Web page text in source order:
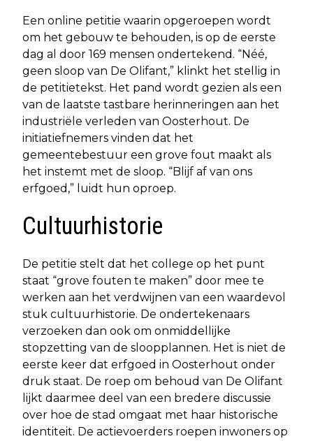
Een online petitie waarin opgeroepen wordt
om het gebouw te behouden, is op de eerste
dag al door 169 mensen ondertekend. “Néé,
geen sloop van De Olifant,” klinkt het stellig in
de petitietekst. Het pand wordt gezien als een
van de laatste tastbare herinneringen aan het
industriële verleden van Oosterhout. De
initiatiefnemers vinden dat het
gemeentebestuur een grove fout maakt als
het instemt met de sloop. “Blijf af van ons
erfgoed,” luidt hun oproep.
Cultuurhistorie
De petitie stelt dat het college op het punt
staat “grove fouten te maken” door mee te
werken aan het verdwijnen van een waardevol
stuk cultuurhistorie. De ondertekenaars
verzoeken dan ook om onmiddellijke
stopzetting van de sloopplannen. Het is niet de
eerste keer dat erfgoed in Oosterhout onder
druk staat. De roep om behoud van De Olifant
lijkt daarmee deel van een bredere discussie
over hoe de stad omgaat met haar historische
identiteit. De actievoerders roepen inwoners op